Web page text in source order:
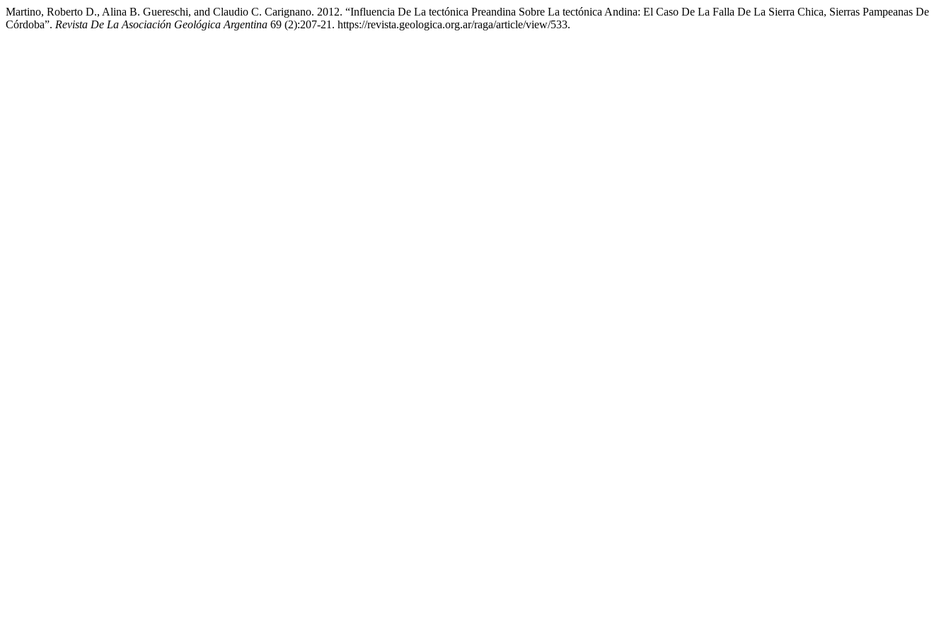
Martino, Roberto D., Alina B. Guereschi, and Claudio C. Carignano. 2012. “Influencia De La tectónica Preandina Sobre La tectónica Andina: El Caso De La Falla De La Sierra Chica, Sierras Pampeanas De
Córdoba”. Revista De La Asociación Geológica Argentina 69 (2):207-21. https://revista.geologica.org.ar/raga/article/view/533.